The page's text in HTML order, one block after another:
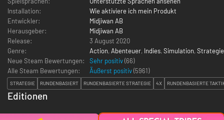
Installation:
Wie aktiviere ich mein Produkt
Entwickler:
Midjiwan AB
Herausgeber:
Midjiwan AB
Release:
3 August 2020
Genre:
Action, Abenteuer, Indies, Simulation, Strategie
Neue Steam Bewertungen:
Sehr positiv(66)
Alle Steam Bewertungen:
Äußerst positiv(5961)
STRATEGIE RUNDENBASIERT RUNDENBASIERTE STRATEGIE 4X RUNDENBASIERTE
Editionen